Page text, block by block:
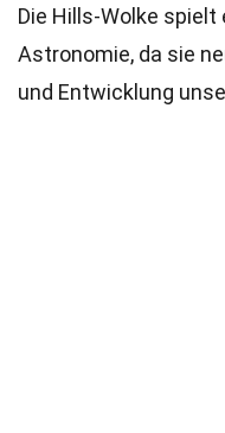
Die Hills-Wolke
Astronomie, da sie
und Entwicklung